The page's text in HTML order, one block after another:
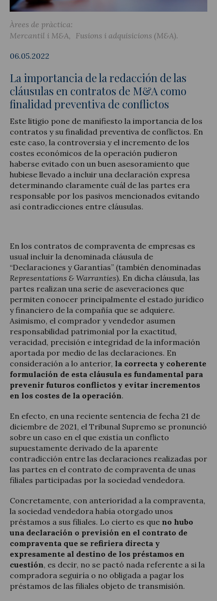
Notícies i articles
Àrees de pràctica:
Mercantil i M&A
Fusions i adquisicions (M&A)
06.05.2022
La importancia de la redacción de las
cláusulas en contratos de M&A como
finalidad preventiva de conflictos
Este litigio pone de manifiesto la importancia de los
contratos y su finalidad preventiva de conflictos. En
este caso, la controversia y el incremento de los
costes económicos de la operación pudieron
haberse evitado con un buen asesoramiento que
hubiese llevado a incluir una declaración expresa
determinando claramente cuál de las partes era
responsable por los pasivos mencionados evitando
así contradicciones entre cláusulas.
En los contratos de compraventa de empresas es
usual incluir la denominada cláusula de
“Declaraciones y Garantías” (también denominadas
Representations & Warranties). En dicha cláusula, las
partes realizan una serie de aseveraciones que
permiten conocer principalmente el estado jurídico
y financiero de la compañía que se adquiere.
Asimismo, el comprador y vendedor asumen
responsabilidad patrimonial por la exactitud,
veracidad, precisión e integridad de la información
aportada por medio de las declaraciones. En
consideración a lo anterior, la correcta y coherente
formulación de esta cláusula es fundamental para
prevenir futuros conflictos y evitar incrementos
en los costes de la operación.
En efecto, en una reciente sentencia de fecha 21 de
diciembre de 2021, el Tribunal Supremo se pronunció
sobre un caso en el que existía un conflicto
supuestamente derivado de la aparente
contradicción entre las declaraciones realizadas por
las partes en el contrato de compraventa de unas
filiales participadas por la sociedad vendedora.
Concretamente, con anterioridad a la compraventa,
la sociedad vendedora había otorgado unos
préstamos a sus filiales. Lo cierto es que no hubo
una declaración o previsión en el contrato de
compraventa que se refiriera directa y
expresamente al destino de los préstamos en
cuestión, es decir, no se pactó nada referente a si la
compradora seguiría o no obligada a pagar los
préstamos de las filiales objeto de transmisión.